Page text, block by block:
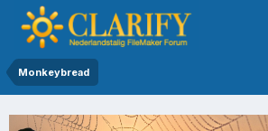
Monkeybread